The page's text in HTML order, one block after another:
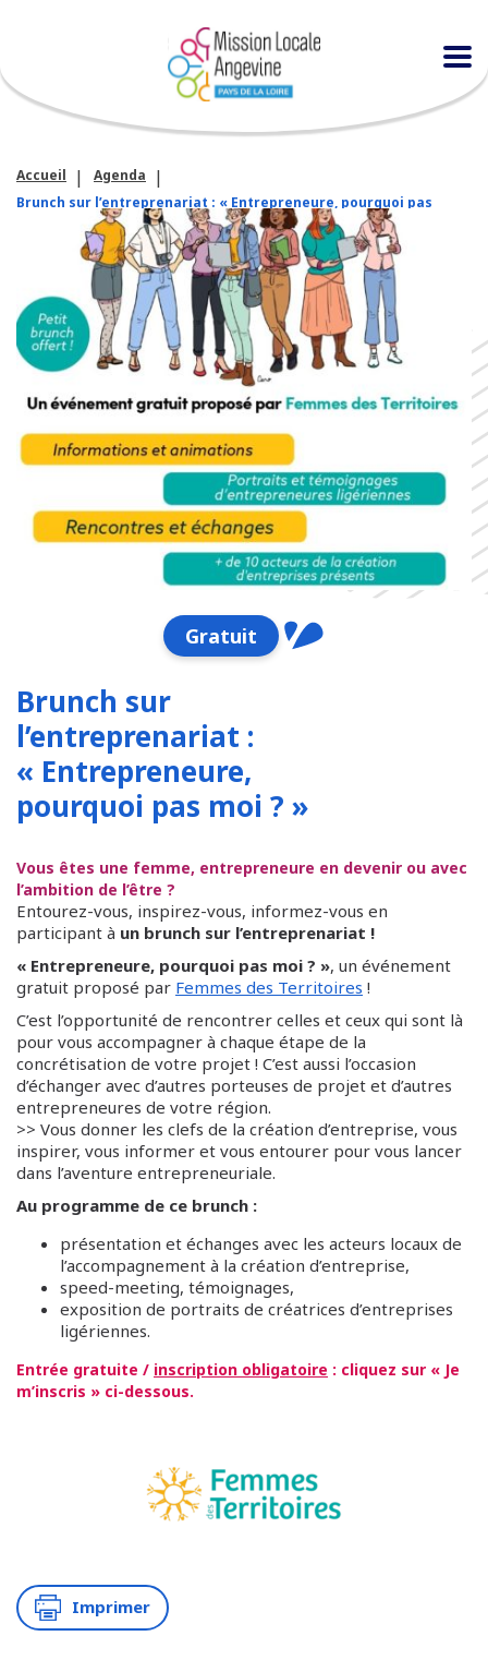
Accueil
Agenda
Brunch sur l’entreprenariat : « Entrepreneure, pourquoi pas
Gratuit
Brunch sur
l’entreprenariat :
« Entrepreneure,
pourquoi pas moi ? »
Vous êtes une femme, entrepreneure en devenir ou avec
l’ambition de l’être ?
Entourez-vous, inspirez-vous, informez-vous en
participant à un brunch sur l’entreprenariat !
« Entrepreneure, pourquoi pas moi ? », un événement
gratuit proposé par Femmes des Territoires !
C’est l’opportunité de rencontrer celles et ceux qui sont là
pour vous accompagner à chaque étape de la
concrétisation de votre projet ! C’est aussi l’occasion
d’échanger avec d’autres porteuses de projet et d’autres
entrepreneures de votre région.
>> Vous donner les clefs de la création d’entreprise, vous
inspirer, vous informer et vous entourer pour vous lancer
dans l’aventure entrepreneuriale.
Au programme de ce brunch :
présentation et échanges avec les acteurs locaux de
l’accompagnement à la création d’entreprise,
speed-meeting, témoignages,
exposition de portraits de créatrices d’entreprises
ligériennes.
Entrée gratuite / inscription obligatoire : cliquez sur « Je
m’inscris » ci-dessous.
Imprimer